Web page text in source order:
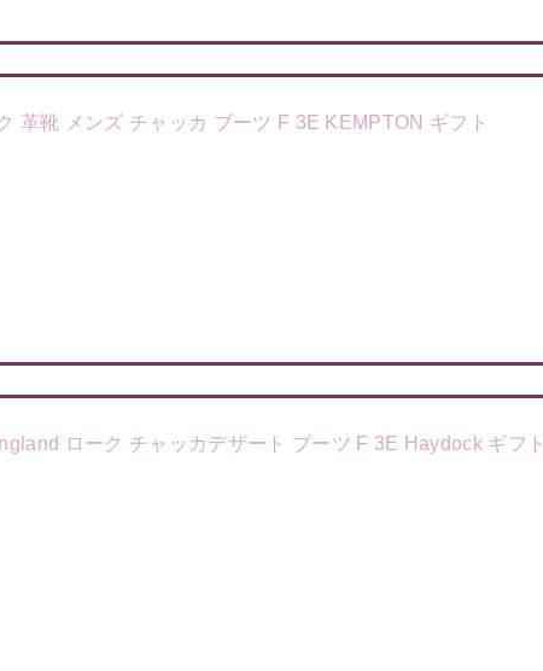
革靴 メンズ チャッカ ブーツ F 3E KEMPTON ギフト
ローク チャッカデザート ブーツ F 3E Haydock ギフト